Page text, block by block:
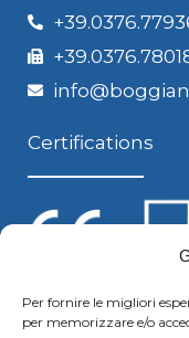
Per fornire le migliori
per memorizzare e/o
Certifications